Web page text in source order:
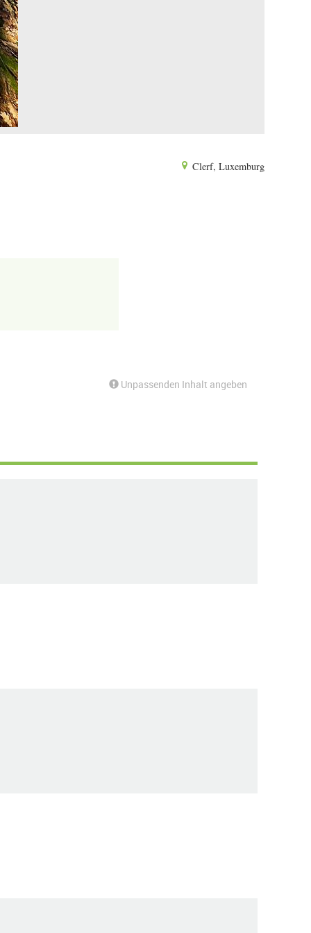
Clerf, Luxemburg
Unpassenden Inhalt angeben